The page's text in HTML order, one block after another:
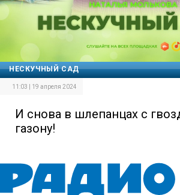
НЕСКУЧНЫЙ САД
11:03 | 19 апреля 2024
И снова в шлепанцах с
газону!